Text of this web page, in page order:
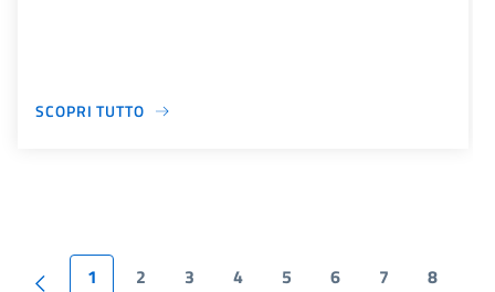
SCOPRI TUTTO
1 2 3 4 5 6 7 8